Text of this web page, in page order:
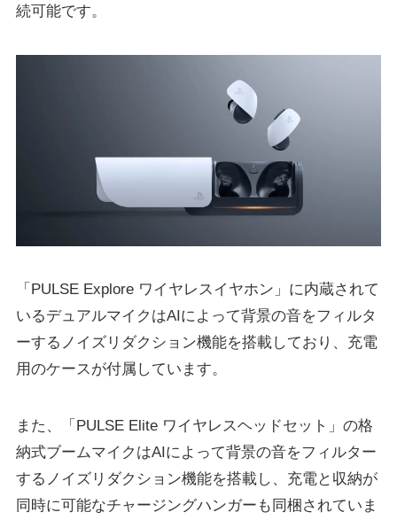
続可能です。
「PULSE Explore ワイヤレスイヤホン」に内蔵されて
いるデュアルマイクはAIによって背景の音をフィルタ
ーするノイズリダクション機能を搭載しており、充電
用のケースが付属しています。
また、「PULSE Elite ワイヤレスヘッドセット」の格
納式ブームマイクはAIによって背景の音をフィルター
するノイズリダクション機能を搭載し、充電と収納が
同時に可能なチャージングハンガーも同梱されていま